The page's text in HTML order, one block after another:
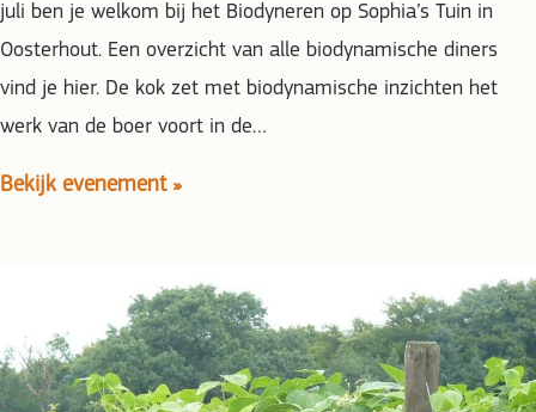
juli ben je welkom bij het Biodyneren op Sophia’s Tuin in
Oosterhout. Een overzicht van alle biodynamische diners
vind je hier. De kok zet met biodynamische inzichten het
werk van de boer voort in de…
Bekijk evenement »